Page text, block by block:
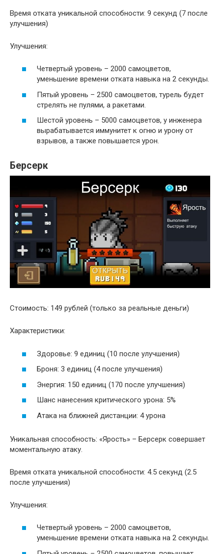
Время отката уникальной способности: 9 секунд (7 после
улучшения)
Улучшения:
Четвертый уровень – 2000 самоцветов,
уменьшение времени отката навыка на 2 секунды.
Пятый уровень – 2500 самоцветов, турель будет
стрелять не пулями, а ракетами.
Шестой уровень – 5000 самоцветов, у инженера
вырабатывается иммунитет к огню и урону от
взрывов, а также повышается урон.
Берсерк
Стоимость: 149 рублей (только за реальные деньги)
Характеристики:
Здоровье: 9 единиц (10 после улучшения)
Броня: 3 единиц (4 после улучшения)
Энергия: 150 единиц (170 после улучшения)
Шанс нанесения критического урона: 5%
Атака на ближней дистанции: 4 урона
Уникальная способность: «Ярость» – Берсерк совершает
моментальную атаку.
Время отката уникальной способности: 4.5 секунд (2.5
после улучшения)
Улучшения:
Четвертый уровень – 2000 самоцветов,
уменьшение времени отката навыка на 2 секунды.